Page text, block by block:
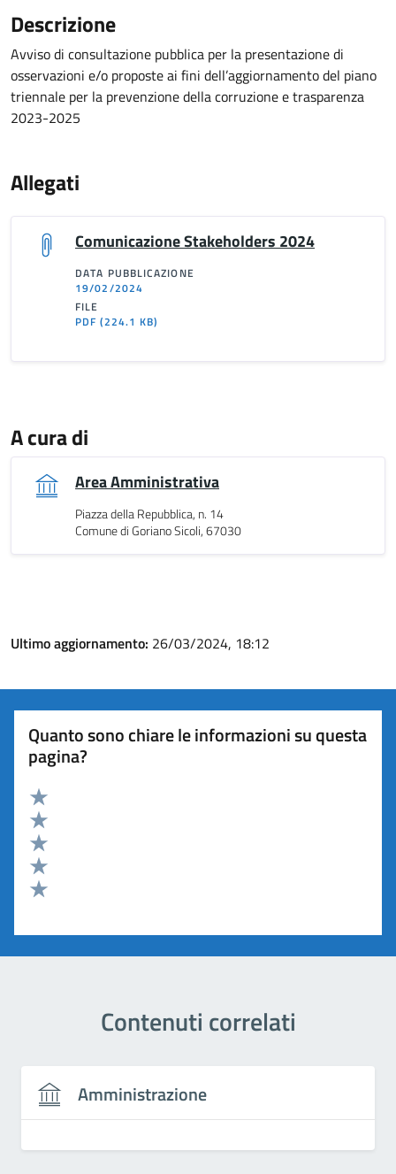
Descrizione
Avviso di consultazione pubblica per la presentazione di
osservazioni e/o proposte ai fini dell’aggiornamento del piano
triennale per la prevenzione della corruzione e trasparenza
2023-2025
Allegati
Comunicazione Stakeholders 2024
DATA PUBBLICAZIONE
19/02/2024
FILE
PDF(224.1 KB)
A cura di
Area Amministrativa
Piazza della Repubblica, n. 14
Comune di Goriano Sicoli, 67030
Ultimo aggiornamento: 26/03/2024, 18:12
Quanto sono chiare le informazioni su questa
pagina?
Valuta 5 stelle su 5
Valuta 4 stelle su 5
Valuta 3 stelle su 5
Valuta 2 stelle su 5
Contenuti correlati
Amministrazione